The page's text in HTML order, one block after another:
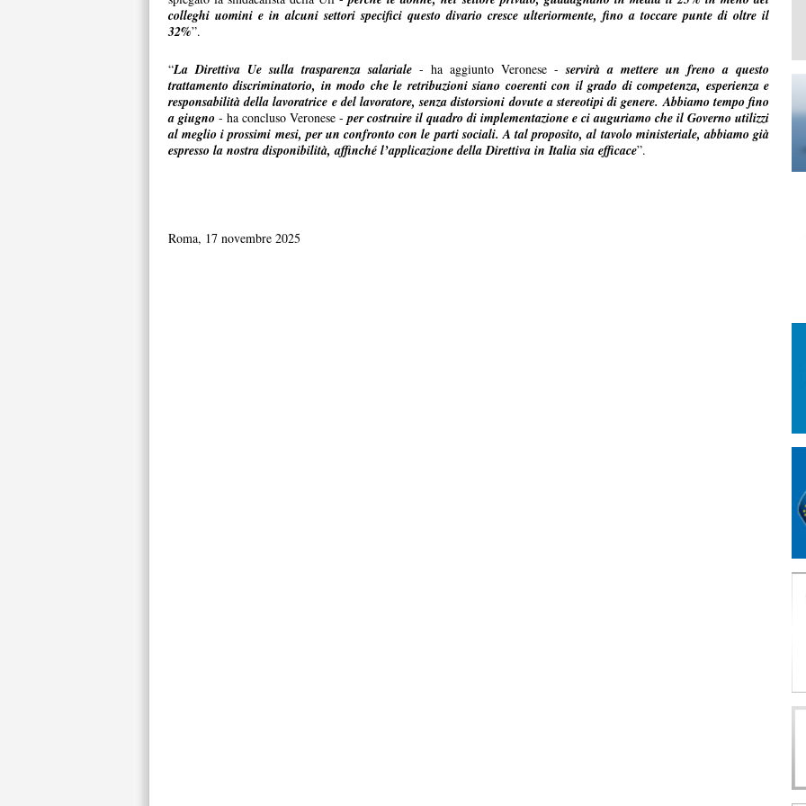
colleghi uomini e in alcuni settori specifici questo divario cresce ulteriormente, fino a toccare punte di oltre il
32%”.
“La Direttiva Ue sulla trasparenza salariale - ha aggiunto Veronese -servirà a mettere un freno a questo
trattamento discriminatorio, in modo che le retribuzioni siano coerenti con il grado di competenza, esperienza e
responsabilità della lavoratrice e del lavoratore, senza distorsioni dovute a stereotipi di genere. Abbiamo tempo fino
a giugno - ha concluso Veronese -per costruire il quadro di implementazione e ci auguriamo che il Governo utilizzi
al meglio i prossimi mesi, per un confronto con le parti sociali. A tal proposito, al tavolo ministeriale, abbiamo già
espresso la nostra disponibilità, affinché l’applicazione della Direttiva in Italia sia efficace”.
Roma, 17 novembre 2025